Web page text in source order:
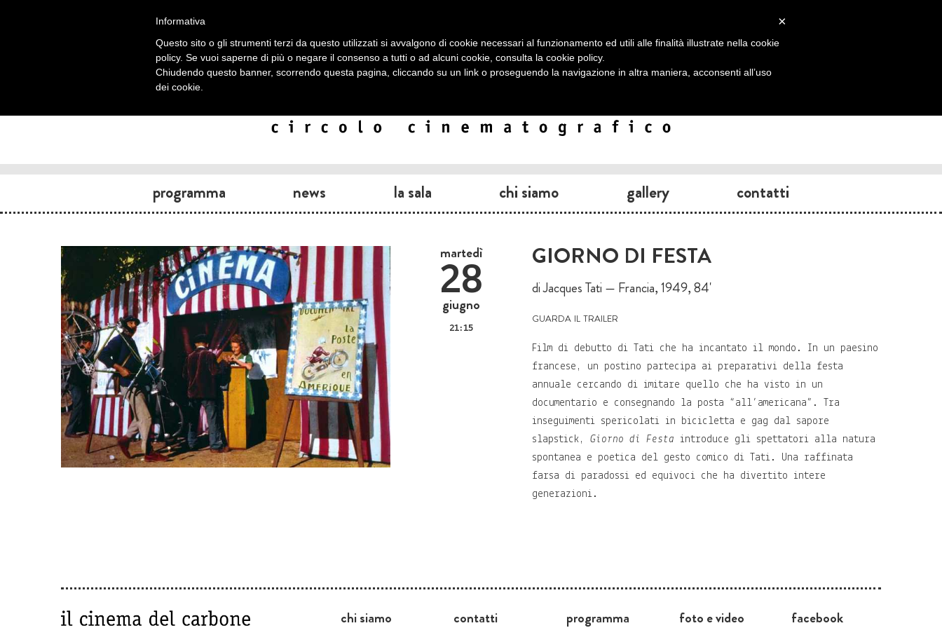
programma news la sala chi siamo gallery contatti
martedì
28
giugno
21:15
GIORNO DI FESTA
di Jacques Tati — Francia, 1949, 84'
guarda il trailer
Film di debutto di Tati che ha incantato il mondo. In un paesino
francese, un postino partecipa ai preparativi della festa
annuale cercando di imitare quello che ha visto in un
documentario e consegnando la posta “all’americana”. Tra
inseguimenti spericolati in bicicletta e gag dal sapore
slapstick, Giorno di Festa introduce gli spettatori alla natura
spontanea e poetica del gesto comico di Tati. Una raffinata
farsa di paradossi ed equivoci che ha divertito intere
generazioni.
chi siamo
contatti
programma
foto e video
facebook
×
Informativa
Questo sito o gli strumenti terzi da questo utilizzati si avvalgono di cookie necessari al funzionamento ed utili alle finalità illustrate nella cookie
policy. Se vuoi saperne di più o negare il consenso a tutti o ad alcuni cookie, consulta la cookie policy.
Chiudendo questo banner, scorrendo questa pagina, cliccando su un link o proseguendo la navigazione in altra maniera, acconsenti all’uso
dei cookie.